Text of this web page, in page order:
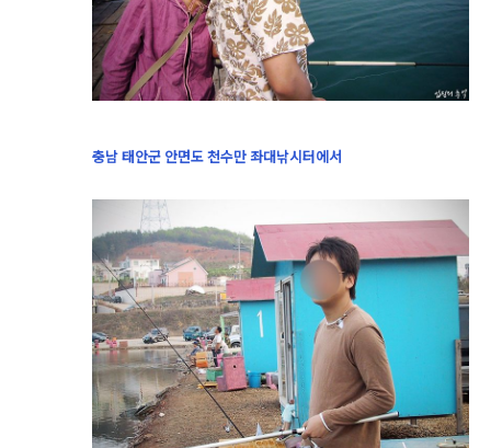
충남 태안군 안면도 천수만 좌대낚시터에서